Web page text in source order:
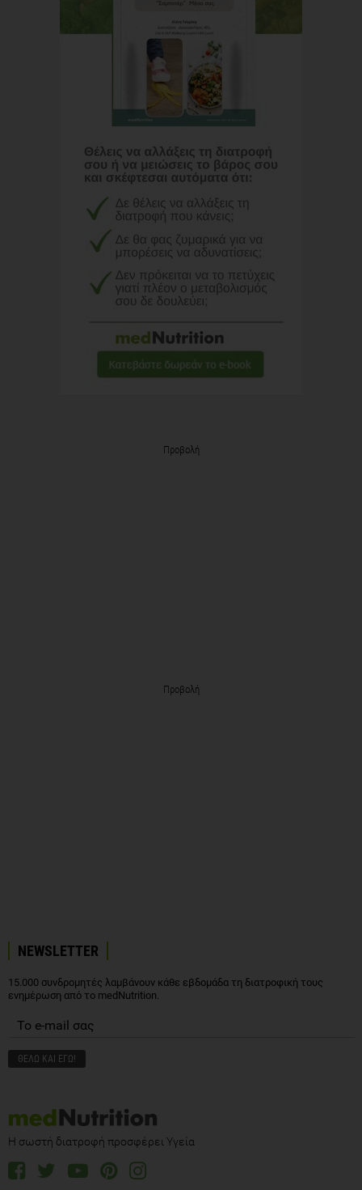
Προβολή
Προβολή
NEWSLETTER
15.000 συνδρομητές λαμβάνουν κάθε εβδομάδα τη διατροφική τους
ενημέρωση από το medNutrition.
Η σωστή διατροφή προσφέρει Υγεία